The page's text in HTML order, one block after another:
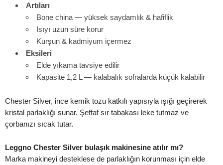
Artıları
Bone china — yüksek saydamlık & hafiflik
Isıyı uzun süre korur
Kurşun & kadmiyum içermez
Eksileri
Elde yıkama tavsiye edilir
Kapasite 1,2 L — kalabalık sofralarda küçük kalabilir
Chester Silver, ince kemik tozu katkılı yapısıyla ışığı geçirerek
kristal parlaklığı sunar. Şeffaf sır tabakası leke tutmaz ve
çorbanızı sıcak tutar.
Leggno Chester Silver bulaşık makinesine atılır mı?
Marka makineyi desteklese de parlaklığın korunması için elde